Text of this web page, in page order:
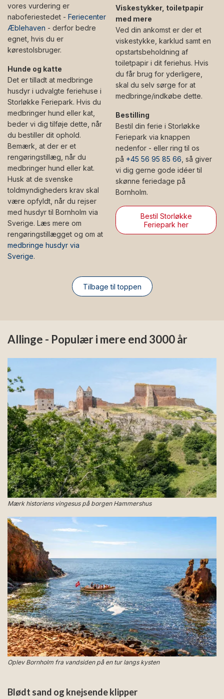
vores vurdering er
naboferiestedet - Feriecenter
Æblehaven - derfor bedre
egnet, hvis du er
kørestolsbruger.
Hunde og katte
Det er tilladt at medbringe
husdyr i udvalgte feriehuse i
Storløkke Feriepark. Hvis du
medbringer hund eller kat,
beder vi dig tilføje dette, når
du bestiller dit ophold.
Bemærk, at der er et
rengøringstillæg, når du
medbringer hund eller kat.
Husk at de svenske
toldmyndigheders krav skal
være opfyldt, når du rejser
med husdyr til Bornholm via
Sverige. Læs mere om
rengøringstillægget og om at
medbringe husdyr via
Sverige.
Viskestykker, toiletpapir
med mere
Ved din ankomst er der et
viskestykke, karklud samt en
opstartsbeholdning af
toiletpapir i dit feriehus. Hvis
du får brug for yderligere,
skal du selv sørge for at
medbringe/indkøbe dette.
Bestilling
Bestil din ferie i Storløkke
Feriepark via knappen
nedenfor - eller ring til os
på +45 56 95 85 66 , så giver
vi dig gerne gode idéer til
skønne feriedage på
Bornholm.
Bestil Storløkke
Feriepark her
Tilbage til toppen
Allinge - Populær i mere end 3000 år
Mærk historiens vingesus på borgen Hammershus
Oplev Bornholm fra vandsiden på en tur langs kysten
Blødt sand og knejsende klipper